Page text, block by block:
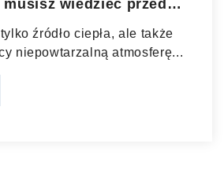
wiedzieć przed
źródło ciepła, ale także
niepowtarzalną atmosferę...